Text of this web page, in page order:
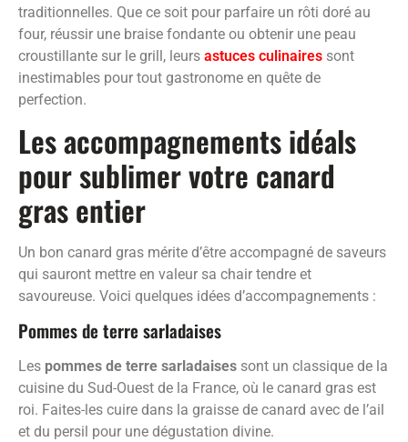
traditionnelles. Que ce soit pour parfaire un rôti doré au
four, réussir une braise fondante ou obtenir une peau
croustillante sur le grill, leurs astuces culinaires sont
inestimables pour tout gastronome en quête de
perfection.
Les accompagnements idéals
pour sublimer votre canard
gras entier
Un bon canard gras mérite d’être accompagné de saveurs
qui sauront mettre en valeur sa chair tendre et
savoureuse. Voici quelques idées d’accompagnements :
Pommes de terre sarladaises
Les pommes de terre sarladaises sont un classique de la
cuisine du Sud-Ouest de la France, où le canard gras est
roi. Faites-les cuire dans la graisse de canard avec de l’ail
et du persil pour une dégustation divine.